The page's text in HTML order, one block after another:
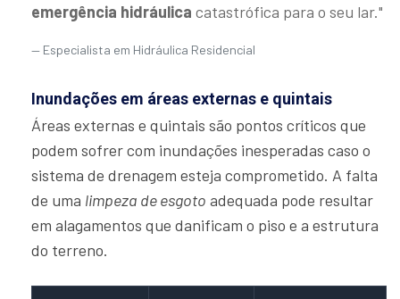
emergência hidráulica catastrófica para o seu lar."
Especialista em Hidráulica Residencial
Inundações em áreas externas e quintais
Áreas externas e quintais são pontos críticos que
podem sofrer com inundações inesperadas caso o
sistema de drenagem esteja comprometido. A falta
de uma limpeza de esgoto adequada pode resultar
em alagamentos que danificam o piso e a estrutura
do terreno.